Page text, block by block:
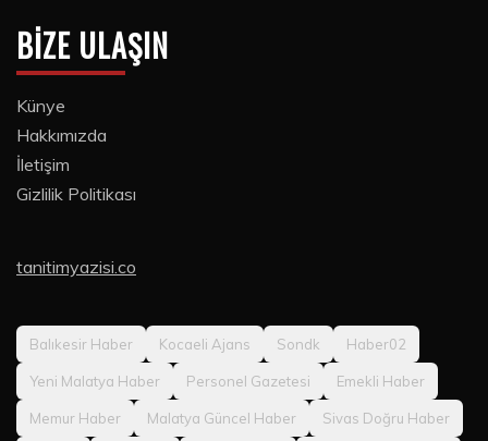
BIZE ULAŞIN
Künye
Hakkımızda
İletişim
Gizlilik Politikası
tanitimyazisi.co
Balıkesir Haber Kocaeli Ajans Sondk Haber02
Yeni Malatya Haber Personel Gazetesi Emekli Haber
Memur Haber Malatya Güncel Haber Sivas Doğru Haber